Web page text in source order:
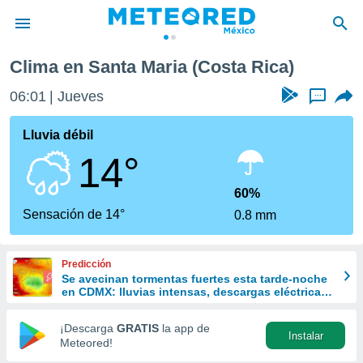
de
ha sido
para
que se
calidad.
a este
las
y
forma
digital
basada
Clima en Santa Maria (Costa Rica)
06:01 Jueves ...
Lluvia débil
14°
Sensación de 14°
60%
0.8 mm
Predicción
Se avecinan tormentas fuertes esta tarde-noche
en CDMX: lluvias intensas, descargas eléctricas
¡Descarga GRATIS la app de
Meteored!
Instalar